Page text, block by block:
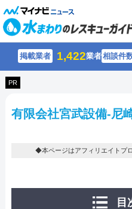
掲載業者 1,422業者相談件
PR
有限会社宮武設備-尼
◆本ページはアフィリエイトプ